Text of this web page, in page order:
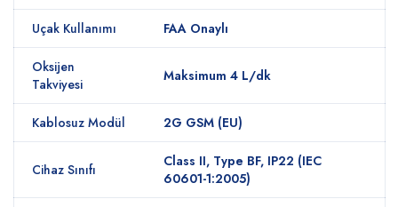
Uçak Kullanımı FAA Onaylı
Oksijen
Takviyesi
Maksimum 4 L/dk
Kablosuz Modül 2G GSM (EU)
Cihaz Sınıfı
Class II, Type BF, IP22 (IEC
60601-1:2005)